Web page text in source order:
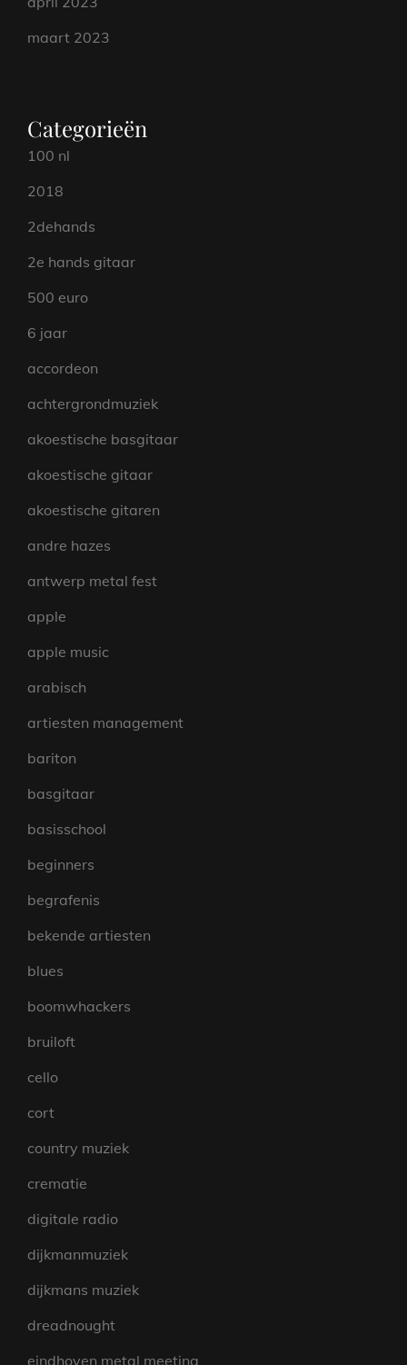
maart 2023
Categorieën
100 nl
2018
2dehands
2e hands gitaar
500 euro
6 jaar
accordeon
achtergrondmuziek
akoestische basgitaar
akoestische gitaar
akoestische gitaren
andre hazes
antwerp metal fest
apple
apple music
arabisch
artiesten management
bariton
basgitaar
basisschool
beginners
begrafenis
bekende artiesten
blues
boomwhackers
bruiloft
cello
cort
country muziek
crematie
digitale radio
dijkmanmuziek
dijkmans muziek
dreadnought
eindhoven metal meeting